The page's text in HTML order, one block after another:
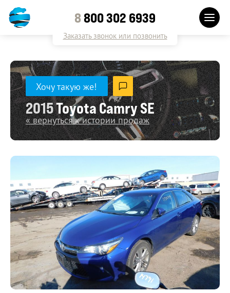
8800 302 6939
Заказать звонок или позвонить
2015Toyota Camry SE
« вернуться к истории продаж
Хочу такую же!